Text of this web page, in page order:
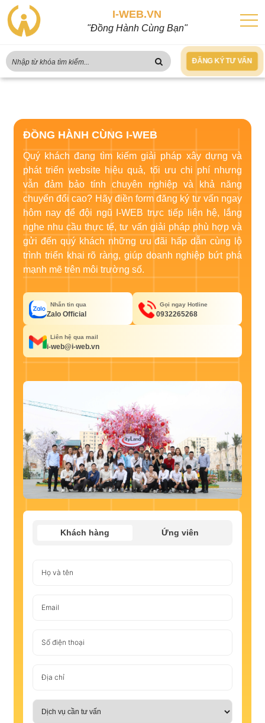
I-WEB.VN
"Đồng Hành Cùng Bạn"
ĐĂNG KÝ TƯ VẤN
ĐỒNG HÀNH CÙNG I-WEB
Quý khách đang tìm kiếm giải pháp xây dựng và
phát triển website hiệu quả, tối ưu chi phí nhưng
vẫn đảm bảo tính chuyên nghiệp và khả năng
chuyển đổi cao? Hãy điền form đăng ký tư vấn ngay
hôm nay để đội ngũ I-WEB trực tiếp liên hệ, lắng
nghe nhu cầu thực tế, tư vấn giải pháp phù hợp và
gửi đến quý khách những ưu đãi hấp dẫn cùng lộ
trình triển khai rõ ràng, giúp doanh nghiệp bứt phá
mạnh mẽ trên môi trường số.
Nhắn tin qua
Zalo Official
Gọi ngay Hotline
0932265268
Liên hệ qua mail
i-web@i-web.vn
Khách hàng Ứng viên